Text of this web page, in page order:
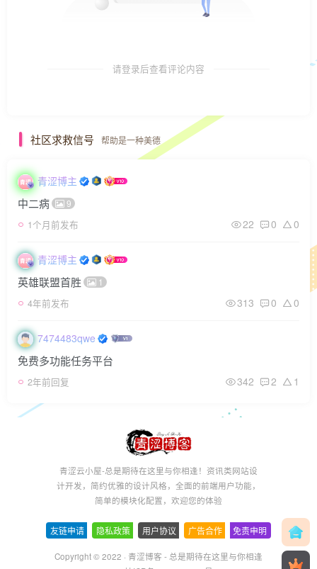
请登录后查看评论内容
社区求救信号 帮助是一种美德
青涩博主
中二病 9
1个月前发布 22 0 0
青涩博主
英雄联盟首胜 1
4年前发布 313 0 0
7474483qwe
免费多功能任务平台
2年前回复 342 2 1
青涩云小屋-总是期待在这里与你相逢！资讯类网站设
计开发，简约优雅的设计风格，全面的前端用户功能，
简单的模块化配置，欢迎您的体验
友链申请 隐私政策 用户协议 广告合作 免责申明
Copyright © 2022 · 青涩博客 - 总是期待在这里与你相逢